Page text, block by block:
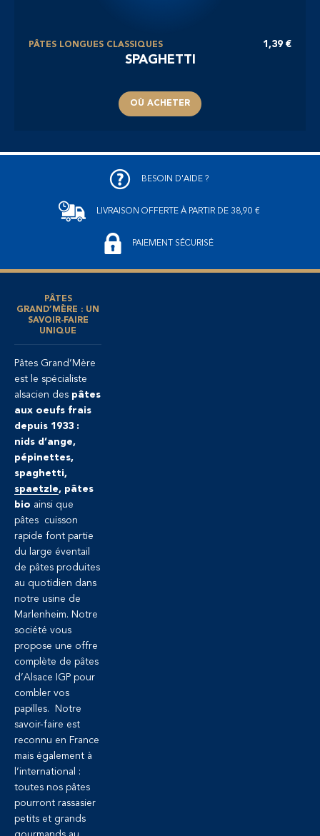
PÂTES LONGUES CLASSIQUES 1,39 €
SPAGHETTI
OÙ ACHETER
BESOIN D'AIDE ?
LIVRAISON OFFERTE À PARTIR DE 38,90 €
PAIEMENT SÉCURISÉ
PÂTES
GRAND’MÈRE : UN
SAVOIR-FAIRE
UNIQUE
Pâtes Grand’Mère
est le spécialiste
alsacien des pâtes
aux oeufs frais
depuis 1933 :
nids d’ange,
pépinettes,
spaghetti,
spaetzle, pâtes
bio ainsi que
pâtes cuisson
rapide font partie
du large éventail
de pâtes produites
au quotidien dans
notre usine de
Marlenheim. Notre
société vous
propose une offre
complète de pâtes
d’Alsace IGP pour
combler vos
papilles. Notre
savoir-faire est
reconnu en France
mais également à
l’international :
toutes nos pâtes
pourront rassasier
petits et grands